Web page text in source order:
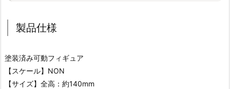
製品仕様
塗装済み可動フィギュア
【スケール】NON
【サイズ】全高：約140mm